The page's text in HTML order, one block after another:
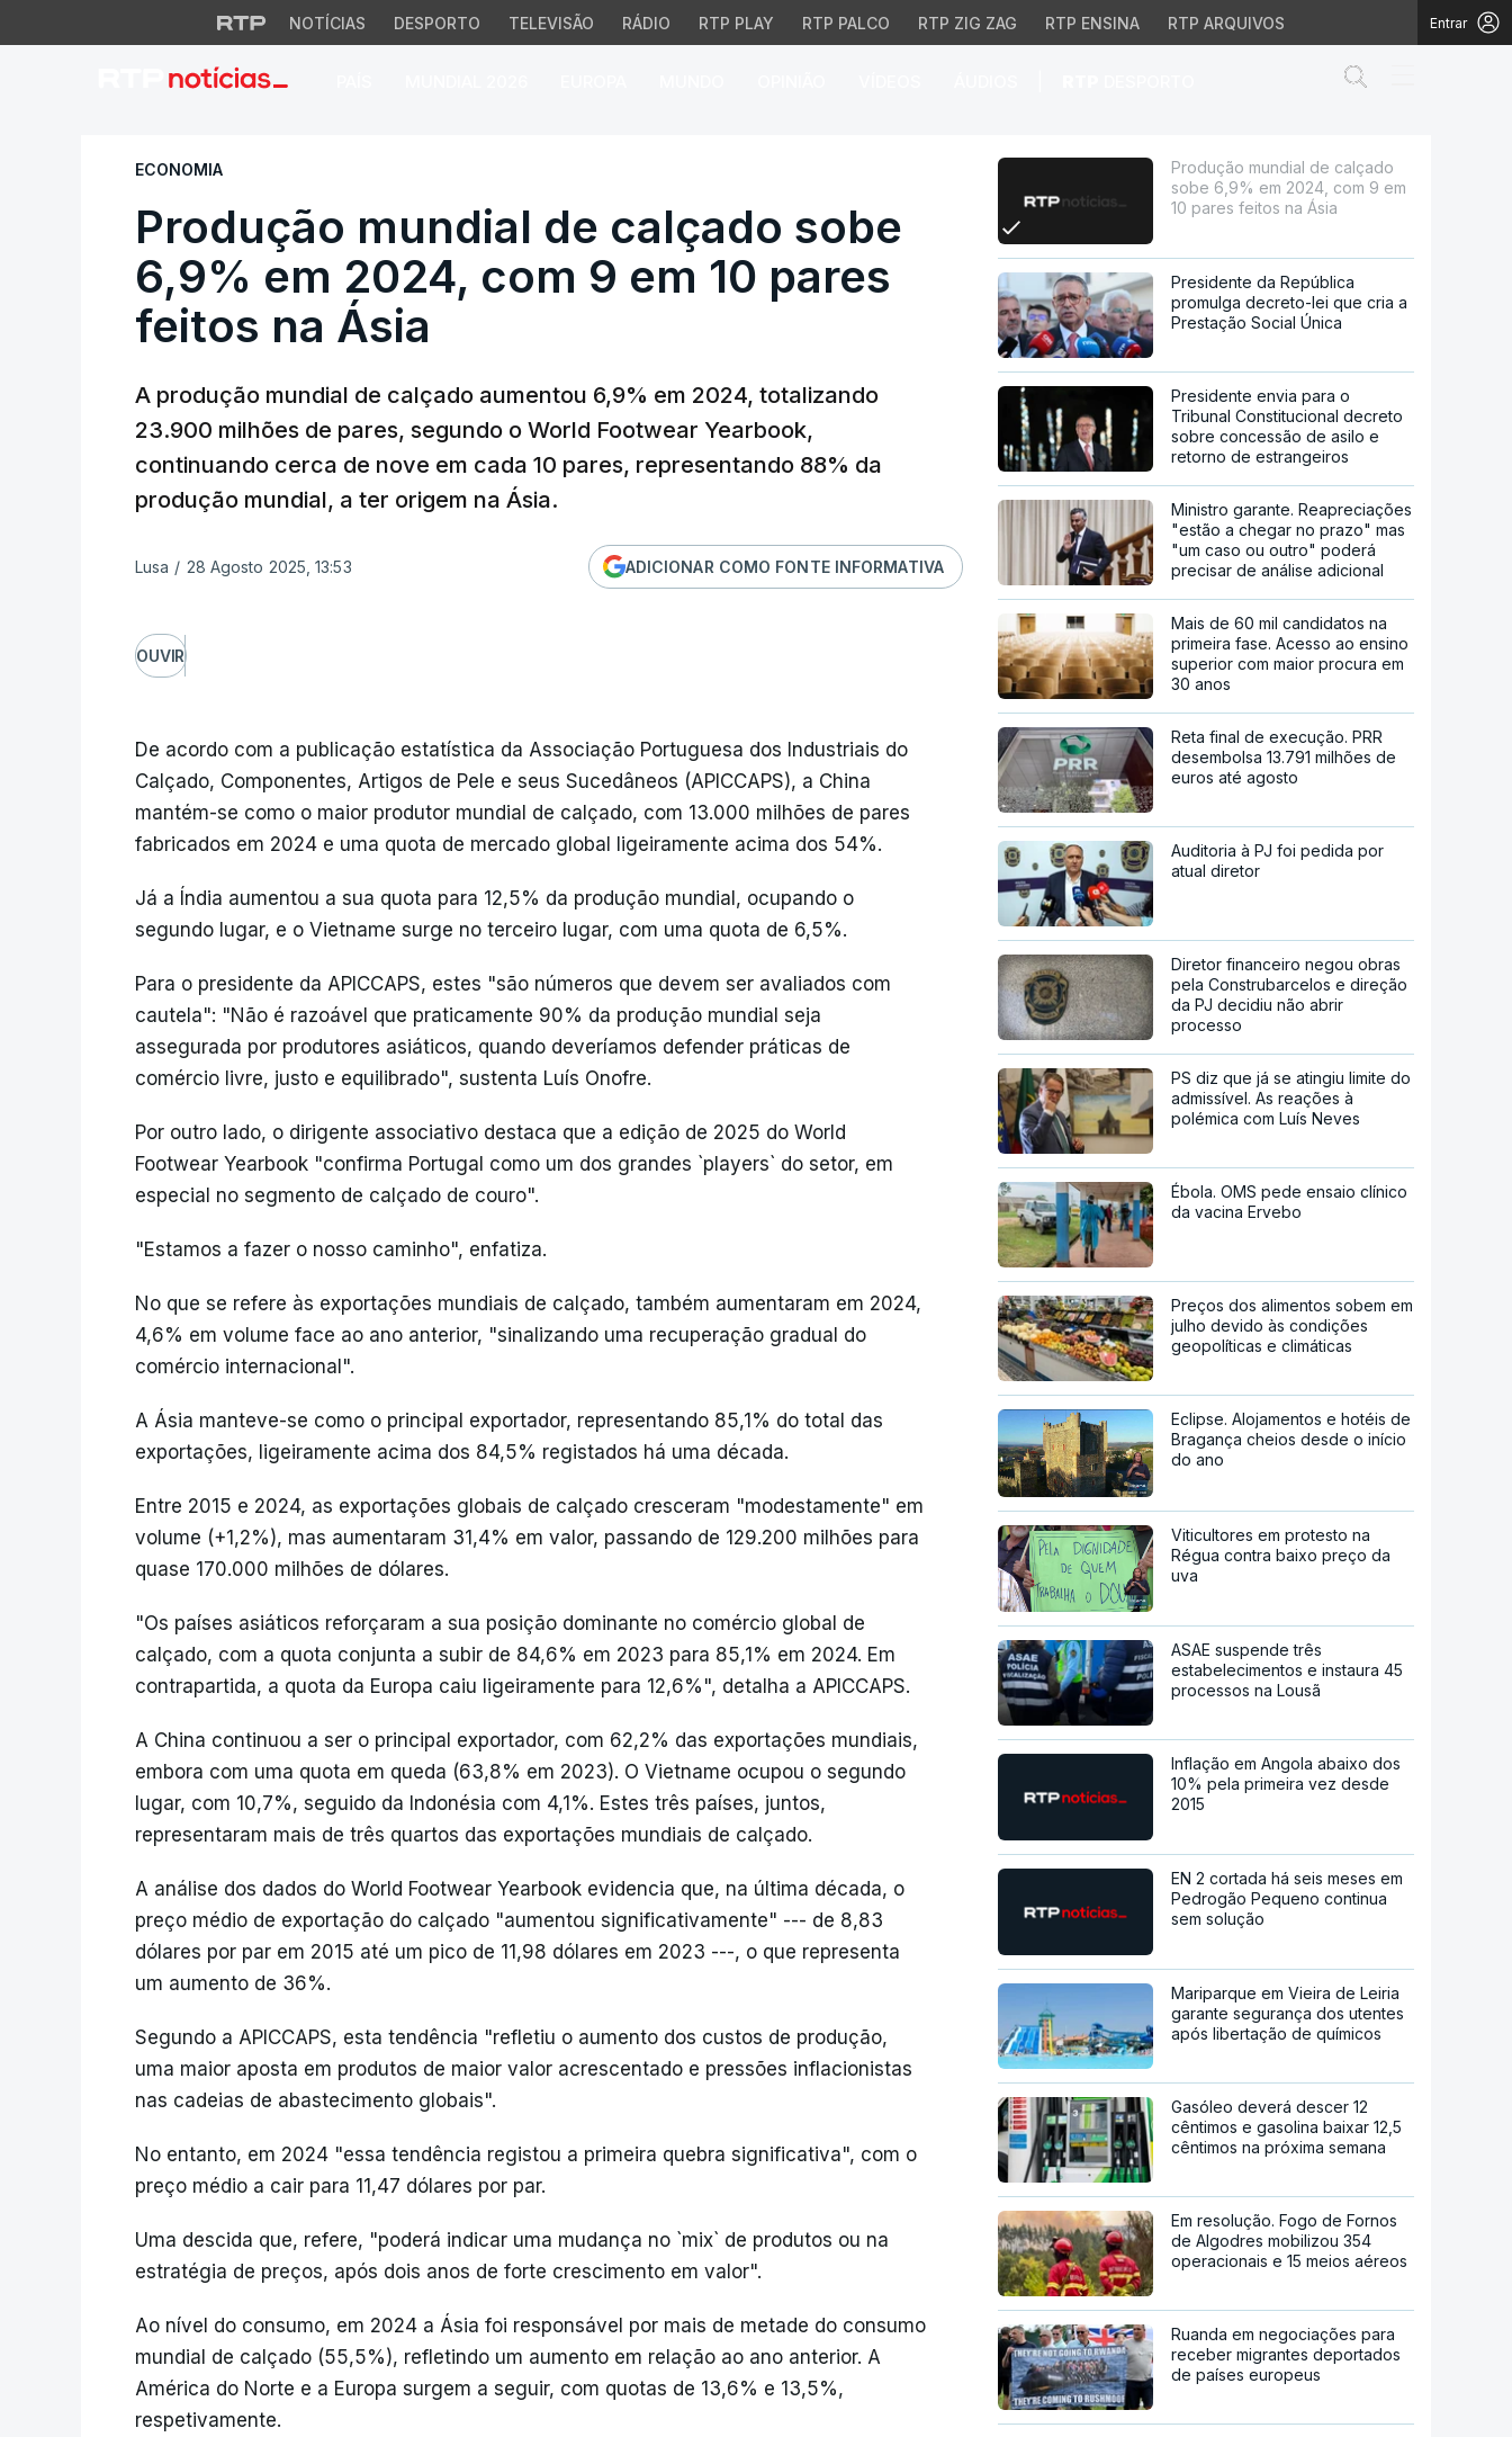
NOTÍCIAS DESPORTO TELEVISÃO RÁDIO RTP PLAY RTP PALCO RTP ZIG ZAG RTP ENSINA RTP ARQUIVOS Entrar
Produção mundial de calçado sobe 6,9% em 2024, com 9 em 10
ECONOMIA
Produção mundial de calçado sobe
6,9% em 2024, com 9 em 10 pares
feitos na Ásia
A produção mundial de calçado aumentou 6,9% em 2024, totalizando
23.900 milhões de pares, segundo o World Footwear Yearbook,
continuando cerca de nove em cada 10 pares, representando 88% da
produção mundial, a ter origem na Ásia.
Lusa / 28 Agosto 2025, 13:53 ADICIONAR COMO FONTE INFORMATIVA
OUVIR
De acordo com a publicação estatística da Associação Portuguesa dos Industriais do
Calçado, Componentes, Artigos de Pele e seus Sucedâneos (APICCAPS), a China
mantém-se como o maior produtor mundial de calçado, com 13.000 milhões de pares
fabricados em 2024 e uma quota de mercado global ligeiramente acima dos 54%.
Já a Índia aumentou a sua quota para 12,5% da produção mundial, ocupando o
segundo lugar, e o Vietname surge no terceiro lugar, com uma quota de 6,5%.
Para o presidente da APICCAPS, estes "são números que devem ser avaliados com
cautela": "Não é razoável que praticamente 90% da produção mundial seja
assegurada por produtores asiáticos, quando deveríamos defender práticas de
comércio livre, justo e equilibrado", sustenta Luís Onofre.
Por outro lado, o dirigente associativo destaca que a edição de 2025 do World
Footwear Yearbook "confirma Portugal como um dos grandes `players` do setor, em
especial no segmento de calçado de couro".
"Estamos a fazer o nosso caminho", enfatiza.
No que se refere às exportações mundiais de calçado, também aumentaram em 2024,
4,6% em volume face ao ano anterior, "sinalizando uma recuperação gradual do
comércio internacional".
A Ásia manteve-se como o principal exportador, representando 85,1% do total das
exportações, ligeiramente acima dos 84,5% registados há uma década.
Entre 2015 e 2024, as exportações globais de calçado cresceram "modestamente" em
volume (+1,2%), mas aumentaram 31,4% em valor, passando de 129.200 milhões para
quase 170.000 milhões de dólares.
"Os países asiáticos reforçaram a sua posição dominante no comércio global de
calçado, com a quota conjunta a subir de 84,6% em 2023 para 85,1% em 2024. Em
contrapartida, a quota da Europa caiu ligeiramente para 12,6%", detalha a APICCAPS.
A China continuou a ser o principal exportador, com 62,2% das exportações mundiais,
embora com uma quota em queda (63,8% em 2023). O Vietname ocupou o segundo
lugar, com 10,7%, seguido da Indonésia com 4,1%. Estes três países, juntos,
representaram mais de três quartos das exportações mundiais de calçado.
A análise dos dados do World Footwear Yearbook evidencia que, na última década, o
preço médio de exportação do calçado "aumentou significativamente" --- de 8,83
dólares por par em 2015 até um pico de 11,98 dólares em 2023 ---, o que representa
um aumento de 36%.
Segundo a APICCAPS, esta tendência "refletiu o aumento dos custos de produção,
uma maior aposta em produtos de maior valor acrescentado e pressões inflacionistas
nas cadeias de abastecimento globais".
No entanto, em 2024 "essa tendência registou a primeira quebra significativa", com o
preço médio a cair para 11,47 dólares por par.
Uma descida que, refere, "poderá indicar uma mudança no `mix` de produtos ou na
estratégia de preços, após dois anos de forte crescimento em valor".
Ao nível do consumo, em 2024 a Ásia foi responsável por mais de metade do consumo
mundial de calçado (55,5%), refletindo um aumento em relação ao ano anterior. A
América do Norte e a Europa surgem a seguir, com quotas de 13,6% e 13,5%,
respetivamente.
Produção mundial de calçado
sobe 6,9% em 2024, com 9 em
10 pares feitos na Ásia
Presidente da República
promulga decreto-lei que cria a
Prestação Social Única
Presidente envia para o
Tribunal Constitucional decreto
sobre concessão de asilo e
retorno de estrangeiros
Ministro garante. Reapreciações
"estão a chegar no prazo" mas
"um caso ou outro" poderá
precisar de análise adicional
Mais de 60 mil candidatos na
primeira fase. Acesso ao ensino
superior com maior procura em
30 anos
Reta final de execução. PRR
desembolsa 13.791 milhões de
euros até agosto
Auditoria à PJ foi pedida por
atual diretor
Diretor financeiro negou obras
pela Construbarcelos e direção
da PJ decidiu não abrir
processo
PS diz que já se atingiu limite do
admissível. As reações à
polémica com Luís Neves
Ébola. OMS pede ensaio clínico
da vacina Ervebo
Preços dos alimentos sobem em
julho devido às condições
geopolíticas e climáticas
Eclipse. Alojamentos e hotéis de
Bragança cheios desde o início
do ano
Viticultores em protesto na
Régua contra baixo preço da
uva
ASAE suspende três
estabelecimentos e instaura 45
processos na Lousã
Inflação em Angola abaixo dos
10% pela primeira vez desde
2015
EN 2 cortada há seis meses em
Pedrogão Pequeno continua
sem solução
Mariparque em Vieira de Leiria
garante segurança dos utentes
após libertação de químicos
Gasóleo deverá descer 12
cêntimos e gasolina baixar 12,5
cêntimos na próxima semana
Em resolução. Fogo de Fornos
de Algodres mobilizou 354
operacionais e 15 meios aéreos
Ruanda em negociações para
receber migrantes deportados
de países europeus